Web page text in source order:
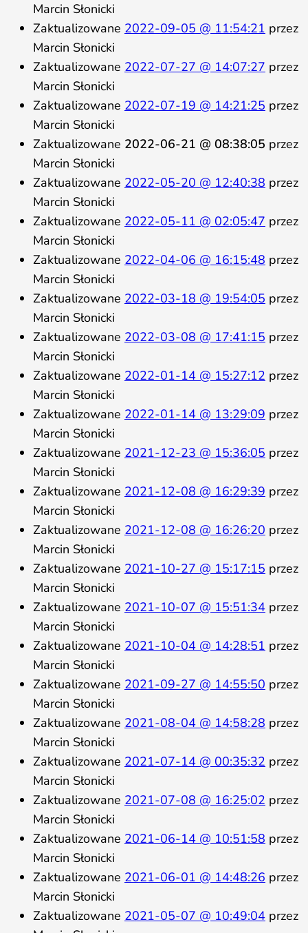
Marcin Słonicki
Zaktualizowane 2022-09-05 @ 11:54:21 przez
Marcin Słonicki
Zaktualizowane 2022-07-27 @ 14:07:27 przez
Marcin Słonicki
Zaktualizowane 2022-07-19 @ 14:21:25 przez
Marcin Słonicki
Zaktualizowane 2022-06-21 @ 08:38:05 przez
Marcin Słonicki
Zaktualizowane 2022-05-20 @ 12:40:38 przez
Marcin Słonicki
Zaktualizowane 2022-05-11 @ 02:05:47 przez
Marcin Słonicki
Zaktualizowane 2022-04-06 @ 16:15:48 przez
Marcin Słonicki
Zaktualizowane 2022-03-18 @ 19:54:05 przez
Marcin Słonicki
Zaktualizowane 2022-03-08 @ 17:41:15 przez
Marcin Słonicki
Zaktualizowane 2022-01-14 @ 15:27:12 przez
Marcin Słonicki
Zaktualizowane 2022-01-14 @ 13:29:09 przez
Marcin Słonicki
Zaktualizowane 2021-12-23 @ 15:36:05 przez
Marcin Słonicki
Zaktualizowane 2021-12-08 @ 16:29:39 przez
Marcin Słonicki
Zaktualizowane 2021-12-08 @ 16:26:20 przez
Marcin Słonicki
Zaktualizowane 2021-10-27 @ 15:17:15 przez
Marcin Słonicki
Zaktualizowane 2021-10-07 @ 15:51:34 przez
Marcin Słonicki
Zaktualizowane 2021-10-04 @ 14:28:51 przez
Marcin Słonicki
Zaktualizowane 2021-09-27 @ 14:55:50 przez
Marcin Słonicki
Zaktualizowane 2021-08-04 @ 14:58:28 przez
Marcin Słonicki
Zaktualizowane 2021-07-14 @ 00:35:32 przez
Marcin Słonicki
Zaktualizowane 2021-07-08 @ 16:25:02 przez
Marcin Słonicki
Zaktualizowane 2021-06-14 @ 10:51:58 przez
Marcin Słonicki
Zaktualizowane 2021-06-01 @ 14:48:26 przez
Marcin Słonicki
Zaktualizowane 2021-05-07 @ 10:49:04 przez